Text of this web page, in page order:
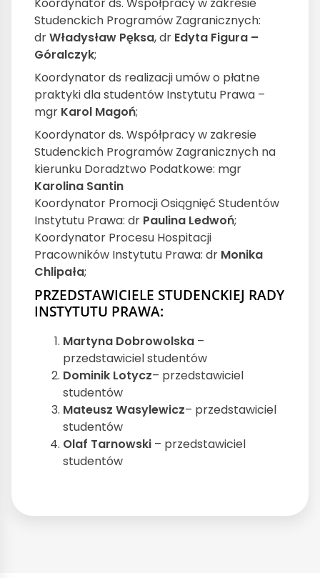
Koordynator ds. Współpracy w zakresie
Studenckich Programów Zagranicznych:
drWładysław Pęksa, dr Edyta Figura –
Góralczyk;
Koordynator ds realizacji umów o płatne
praktyki dla studentów Instytutu Prawa –
mgr Karol Magoń;
Koordynator ds. Współpracy w zakresie
Studenckich Programów Zagranicznych na
kierunku Doradztwo Podatkowe: mgr
Karolina Santin
Koordynator Promocji Osiągnięć Studentów
Instytutu Prawa: dr Paulina Ledwoń;
Koordynator Procesu Hospitacji
Pracowników Instytutu Prawa: dr Monika
Chlipała;
PRZEDSTAWICIELE STUDENCKIEJ RADY
INSTYTUTU PRAWA:
Martyna Dobrowolska –
przedstawiciel studentów
Dominik Lotycz– przedstawiciel
studentów
Mateusz Wasylewicz– przedstawiciel
studentów
Olaf Tarnowski – przedstawiciel
studentów